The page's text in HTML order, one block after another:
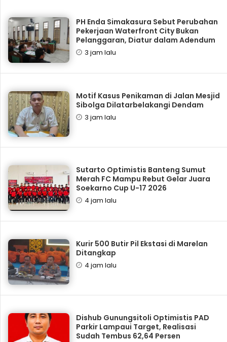
PH Enda Simakasura Sebut Perubahan
Pekerjaan Waterfront City Bukan
Pelanggaran, Diatur dalam Adendum
3 jam lalu
Motif Kasus Penikaman di Jalan Mesjid
Sibolga Dilatarbelakangi Dendam
3 jam lalu
Sutarto Optimistis Banteng Sumut
Merah FC Mampu Rebut Gelar Juara
Soekarno Cup U-17 2026
4 jam lalu
Kurir 500 Butir Pil Ekstasi di Marelan
Ditangkap
4 jam lalu
Dishub Gunungsitoli Optimistis PAD
Parkir Lampaui Target, Realisasi
Sudah Tembus 62,64 Persen